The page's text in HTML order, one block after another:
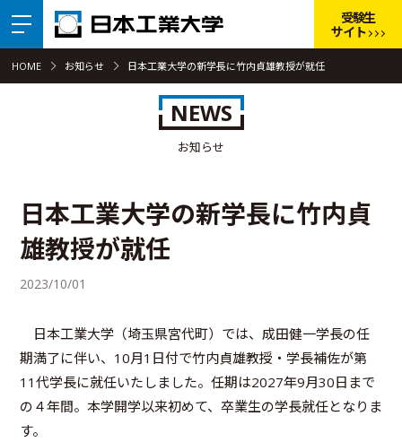
受験生
サイト
HOME お知らせ 日本工業大学の新学長に竹内貞雄教授が就任
NEWS
お知らせ
日本工業大学の新学長に竹内貞
雄教授が就任
2023/10/01
日本工業大学（埼玉県宮代町）では、成田健一学長の任
期満了に伴い、10月1日付で竹内貞雄教授・学長補佐が第
11代学長に就任いたしました。任期は2027年9月30日まで
の４年間。本学開学以来初めて、卒業生の学長就任となりま
す。